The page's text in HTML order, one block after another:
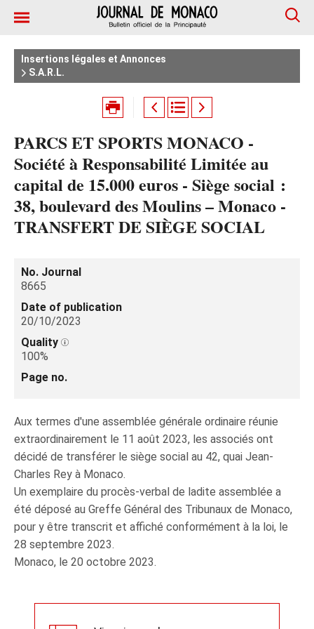
Insertions légales et Annonces
S.A.R.L.
PARCS ET SPORTS MONACO -
Société à Responsabilité Limitée au
capital de 15.000 euros - Siège social :
38, boulevard des Moulins – Monaco -
TRANSFERT DE SIÈGE SOCIAL
No. Journal
8665
Date of publication
20/10/2023
Quality
100%
Page no.
Aux termes d'une assemblée générale ordinaire réunie
extraordinairement le 11 août 2023, les associés ont
décidé de transférer le siège social au 42, quai Jean-
Charles Rey à Monaco.
Un exemplaire du procès-verbal de ladite assemblée a
été déposé au Greffe Général des Tribunaux de Monaco,
pour y être transcrit et affiché conformément à la loi, le
28 septembre 2023.
Monaco, le 20 octobre 2023.